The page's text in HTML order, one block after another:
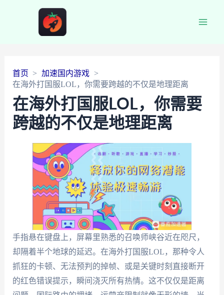
首页
加速国内游戏
在海外打国服LOL，你需要跨越的不仅是地理距离
在海外打国服LOL，你需要
跨越的不仅是地理距离
手指悬在键盘上，屏幕里熟悉的召唤师峡谷近在咫尺，
却隔着半个地球的延迟。在海外打国服LOL，那种令人
抓狂的卡顿、无法预判的掉帧、或是关键时刻直接断开
的红色错误提示，瞬间浇灭所有热情。这不仅仅是距离